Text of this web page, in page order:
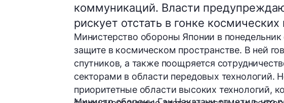
коммуникаций. Власти
рискует отстать в гонке
Министерство обороны Японии в
защите в космическом пространстве. В ней
спутников, а также поощряется
секторами в области передовых технологий.
приоритетные области высоких технологий,